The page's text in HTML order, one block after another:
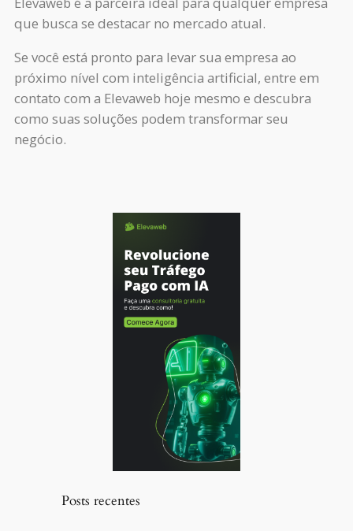
que busca se destacar no mercado atual.
Se você está pronto para levar sua empresa ao
próximo nível com inteligência artificial, entre em
contato com a Elevaweb hoje mesmo e descubra
como suas soluções podem transformar seu
negócio.
Posts recentes